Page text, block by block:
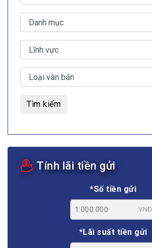
Tìm kiếm
Tính lãi tiền gửi
*Số tiền gửi
VNĐ
*Lãi suất tiền gửi